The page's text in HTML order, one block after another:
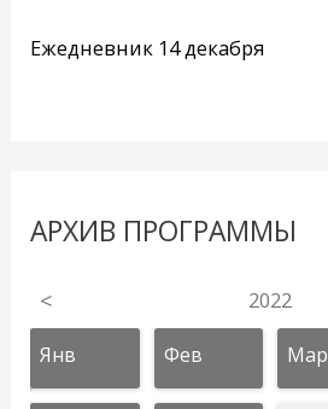
Ежедневник 14 декабря
АРХИВ ПРОГРАММЫ
< 2022
Янв Фев Мар